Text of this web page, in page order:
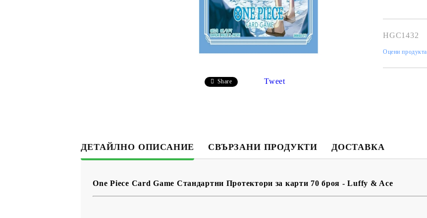
Share Tweet
HGC1432
Оцени продукта
ДЕТАЙЛНО ОПИСАНИЕ СВЪРЗАНИ ПРОДУКТИ ДОСТАВКА
One Piece Card Game Стандартни Протектори за карти 70 броя - Luffy & Ace